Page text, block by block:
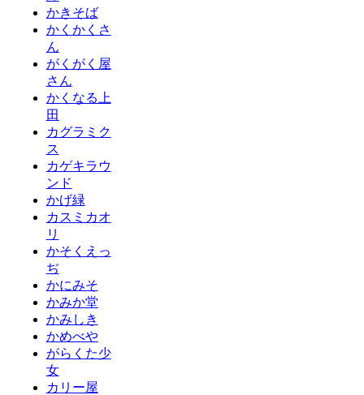
かきそば
かくかくさ
ん
がくがく屋
さん
かくなる上
田
カグラミク
ス
カゲキラウ
ンド
かげ緑
カスミカオ
リ
かそくえっ
ぢ
かにみそ
かみか堂
かみしき
かめべや
がらくた少
女
カリー屋